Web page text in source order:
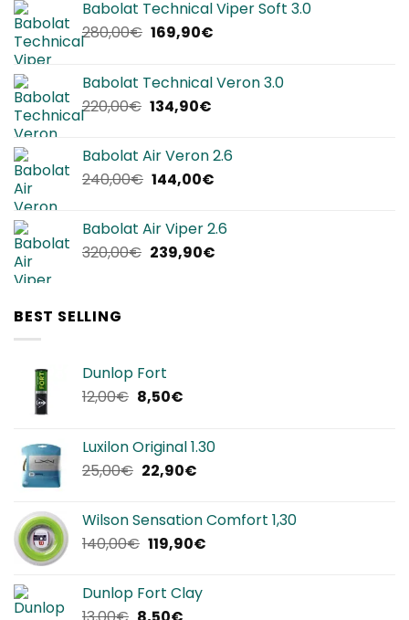
Babolat Technical Viper Soft 3.0
280,00€ Il
era:
280,00€.
169,90€Il
è:
Babolat Technical Veron 3.0
220,00€ Il
era:
220,00€.
134,90€Il
è:
134,90€.
Babolat Air Veron 2.6
240,00€ Il
era:
240,00€.
144,00€Il
è:
144,00€.
Babolat Air Viper 2.6
320,00€ Il
239,90€Il
BEST SELLING
Dunlop Fort
12,00€ Il
era:
12,00€.
8,50€Il
è:
8,50€.
Luxilon Original 1.30
25,00€ Il
era:
25,00€.
22,90€Il
è:
22,90€.
Wilson Sensation Comfort 1,30
140,00€ Il
era:
119,90€Il
Dunlop Fort Clay